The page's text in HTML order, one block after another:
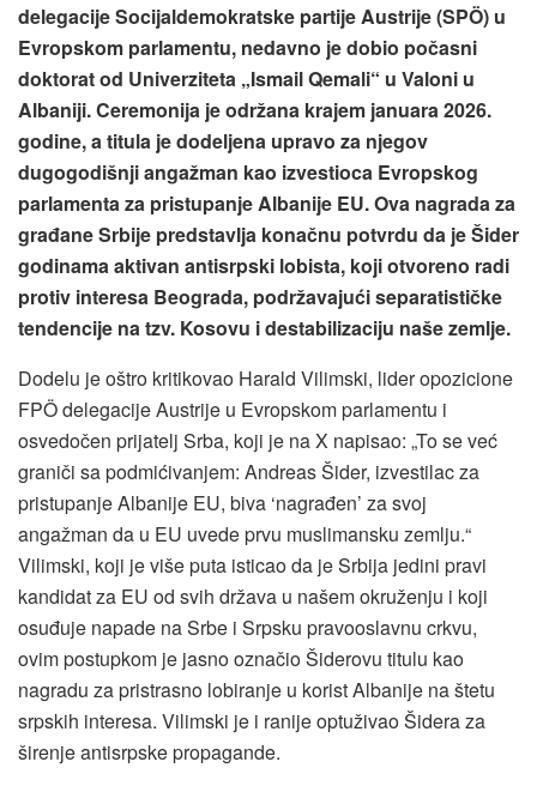
delegacije Socijaldemokratske partije Austrije (SPÖ) u
Evropskom parlamentu, nedavno je dobio počasni
doktorat od Univerziteta „Ismail Qemali“ u Valoni u
Albaniji. Ceremonija je održana krajem januara 2026.
godine, a titula je dodeljena upravo za njegov
dugogodišnji angažman kao izvestioca Evropskog
parlamenta za pristupanje Albanije EU. Ova nagrada za
građane Srbije predstavlja konačnu potvrdu da je Šider
godinama aktivan antisrpski lobista, koji otvoreno radi
protiv interesa Beograda, podržavajući separatističke
tendencije na tzv. Kosovu i destabilizaciju naše zemlje.
Dodelu je oštro kritikovao Harald Vilimski, lider opozicione
FPÖ delegacije Austrije u Evropskom parlamentu i
osvedočen prijatelj Srba, koji je na X napisao: „To se već
graniči sa podmićivanjem: Andreas Šider, izvestilac za
pristupanje Albanije EU, biva ‘nagrađen’ za svoj
angažman da u EU uvede prvu muslimansku zemlju.“
Vilimski, koji je više puta isticao da je Srbija jedini pravi
kandidat za EU od svih država u našem okruženju i koji
osuđuje napade na Srbe i Srpsku pravooslavnu crkvu,
ovim postupkom je jasno označio Šiderovu titulu kao
nagradu za pristrasno lobiranje u korist Albanije na štetu
srpskih interesa. Vilimski je i ranije optuživao Šidera za
širenje antisrpske propagande.